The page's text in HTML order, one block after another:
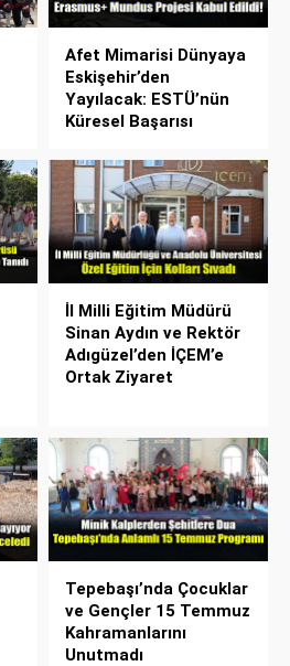
Afet Mimarisi Dünyaya
Eskişehir’den
Yayılacak: ESTÜ’nün
Küresel Başarısı
İl Milli Eğitim Müdürü
Sinan Aydın ve Rektör
Adıgüzel’den İÇEM’e
Ortak Ziyaret
Tepebaşı’nda Çocuklar
ve Gençler 15 Temmuz
Kahramanlarını
Unutmadı